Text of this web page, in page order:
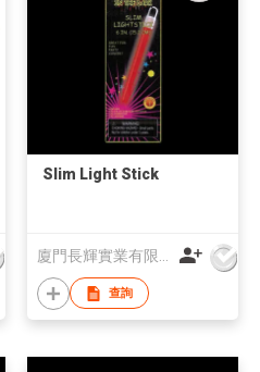
Slim Light Stick
查詢